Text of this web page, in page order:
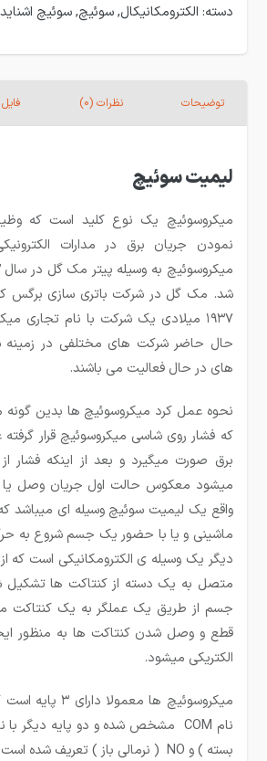
دسته: الکترومکانیکال,سوئیچ,سوئیچ
توضیحات نظرات (0)
لیمیت سوئیچ
میکروسوئیچ یک نوع کلید است که
نمودن جریان برق در مدارات
شد. مک گل در شرکت باتری سازی برگس
۱۹۳۷ میلادی یک شرکت با نام تجاری
حال حاضر شرکت های مختلفی در زمینه
های در حال فعالیت می باشند.
نحوه عمل کرد میکروسوئیچ ها بدین گونه
که فشار روی شاسی میکروسوئیچ قرار
برق صورت میگیرد و بعد از اینکه فشار
میشود معکوس حالت اول جریان وصل
واقع یک لیمیت سوئیچ وسیله ای می­باشد
ماشینی و یا با حضور یک جسم شروع به
دیگر یک وسیله ی الکترومکانیکی است که
متصل به یک دسته از کنتاکت ها
جسم از طریق یک عملگر به یک کنتاکت
قطع و وصل شدن کنتاکت ها به منظور
الکتریکی میشود.
میکروسوئیچ ها
بسته ) و NO ( نرمالی باز ) تعریف شده است .